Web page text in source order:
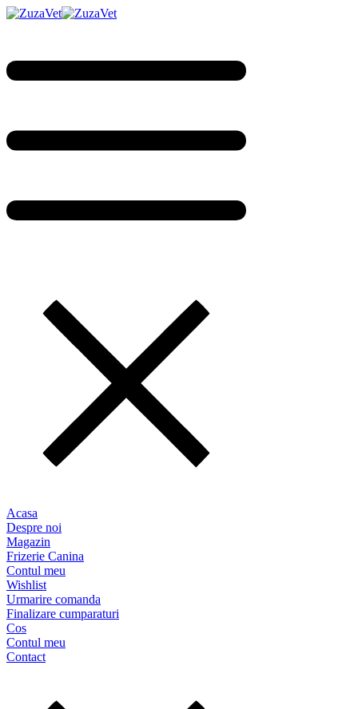
Acasa
Despre noi
Magazin
Frizerie Canina
Contul meu
Wishlist
Urmarire comanda
Finalizare cumparaturi
Cos
Contul meu
Contact